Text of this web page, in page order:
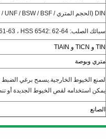
DIN (الحجم المتري / UNC / UNF / BSW / BSF) ،
سبائك الصلب: HRC56-57 ، HSS4241: HRC59-61 ، HSS4341: HRC61-63 ، HSS 6542: 62-64
TIN و TICN و TIAIN
متري وبوصة
لصنع الخيوط الخارجية.يسمح برغي الضبط
يمكن استخدامه لقص الخيوط الجديدة أو
الصانع